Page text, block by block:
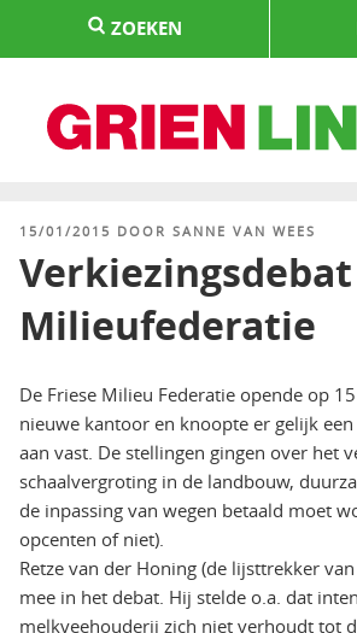
springen
ZOEKEN
GEPLAATST
15/01/2015 DOOR SANNE VAN WEES
Milieufederatie
De Friese Milieu Federatie opende op
nieuwe kantoor en knoopte er gelijk
aan vast. De stellingen gingen over het
schaalvergroting in de landbouw,
de inpassing van wegen betaald moet
opcenten of niet).
Retze van der Honing (de lijsttrekker
mee in het debat. Hij stelde o.a. dat
melkveehouderij zich niet verhoudt tot